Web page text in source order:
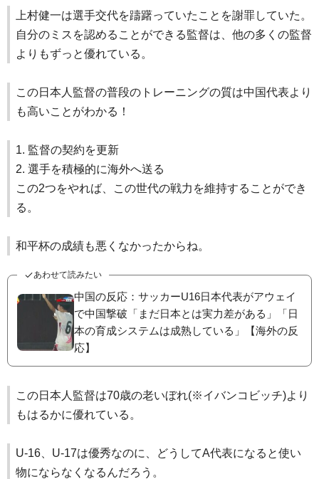
上村健一は選手交代を躊躇っていたことを謝罪していた。
自分のミスを認めることができる監督は、他の多くの監督
よりもずっと優れている。
この日本人監督の普段のトレーニングの質は中国代表より
も高いことがわかる！
1. 監督の契約を更新
2. 選手を積極的に海外へ送る
この2つをやれば、この世代の戦力を維持することができ
る。
和平杯の成績も悪くなかったからね。
あわせて読みたい
中国の反応：サッカーU16日本代表がアウェイ
で中国撃破「まだ日本とは実力差がある」「日
本の育成システムは成熟している」【海外の反
応】
この日本人監督は70歳の老いぼれ(※イバンコビッチ)より
もはるかに優れている。
U-16、U-17は優秀なのに、どうしてA代表になると使い
物にならなくなるんだろう。